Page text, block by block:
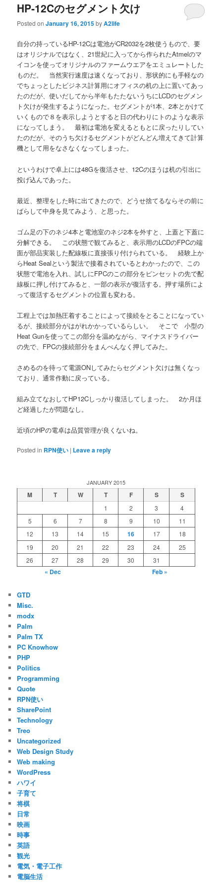
HP‐12Cのセグメント欠け
Posted onJanuary 16, 2015byA2life
自分の持っているHP-12Cは電池がCR2032を2枚使うもので、要
はオリジナルではなく、21世紀に入ってから作られたAtmelのマ
イコンを使ってオリジナルのファームウエアをエミュレートした
ものだ。 当然実行速度は速くなっており、形状的にも手軽なの
でちょっとしたビジネス計算用にオフィスの机の上に置いてあっ
たのだが、使いだしてから半年もたたないうちにLCDのセグメン
ト欠けが発生するようになった。セグメントが1本、2本とかけて
いくもので８を表示しようとすると日の代わりにトのような表示
になってしまう。 最初は電池を変えるともとに戻ったりしてい
たのだが、そのうち欠けるセグメントがどんどん増えてきて計算
機として用をなさなくなってしまった。
というわけで卓上には48Gを復活させ、12Cのほうは机の引出に
投げ込んであった。
最近、整理をした時に出てきたので、どうせ捨てるならその前に
ばらして中身を見てみよう、と思った。
ゴム足の下のネジ4本と電池室のネジ2本を外すと、上蓋と下蓋に
分解できる。 この状態で観てみると、表示用のLCDのFPCの端
面が部品実装した配線板に直接張り付けられている。 経験上か
らHeat Sealという製法で接着されているとわかったので、この
状態で電池を入れ、試しにFPCのこの部分をピンセットの先で配
線板に押し付けてみると、一部の表示が復活する。押す場所によ
って復活するセグメントの位置も変わる。
工程上では加熱圧着することによって接続をとることになってい
るが、接続部分がはがれかかっているらしい。 そこで 小型の
Heat Gunを使ってこの部分を温めながら、マイナスドライバー
の先で、FPCの接続部分をまんべんなく押してみた。
さめるのを待って電源ONしてみたらセグメント欠けは無くなっ
ており、通常作動に戻っている。
組み立てなおしてHP12Cしっかり復活してしまった。 2か月ほ
ど経過したが問題なし。
近頃のHPの電卓は品質管理が良くないね。
Posted in RPN使い | Leave a reply
JANUARY 2015
M T W T F S S
1 2 3
4
5
6 7 8 9 10
11
12
13 14 15 16 17
18
19
20 21 22 23 24
25
26
27 28 29 30 31
« Dec Feb »
GTD
Misc.
modx
Palm
Palm TX
PC Knowhow
PHP
Politics
Programming
Quote
RPN使い
SharePoint
Technology
Treo
Uncategorized
Web Design Study
Web making
WordPress
ハワイ
子育て
将棋
日常
映画
時事
英語
観光
電気・電子工作
電脳生活